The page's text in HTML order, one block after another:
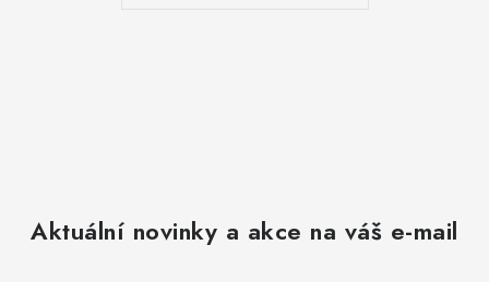
Aktuální novinky a akce na váš e-mail